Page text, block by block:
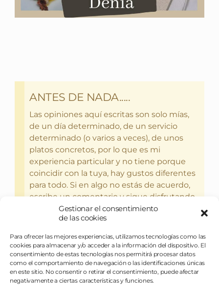
Gestionar el consentimiento
de las cookies
Para ofrecer las mejores experiencias, utilizamos tecnologías como las
cookies para almacenar y/o acceder a la información del dispositivo. El
consentimiento de estas tecnologías nos permitirá procesar datos
como el comportamiento de navegación o las identificaciones únicas
en este sitio. No consentir o retirar el consentimiento, puede afectar
negativamente a ciertas características y funciones.
ANTES DE NADA.....
Las opiniones aquí escritas son solo mías,
de un día determinado, de un servicio
determinado (o varios a veces), de unos
platos concretos, por lo que es mi
experiencia particular y no tiene porque
coincidir con la tuya, hay gustos diferentes
para todo. Si en algo no estás de acuerdo,
escribe un comentario y sigue disfrutando
del bebercio y el glotoneo.